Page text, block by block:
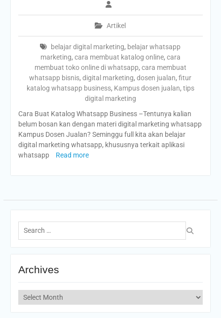
Artikel
belajar digital marketing, belajar whatsapp
marketing, cara membuat katalog online, cara
membuat toko online di whatsapp, cara membuat
whatsapp bisnis,digital marketing,dosen jualan,fitur
katalog whatsapp business, Kampus dosen jualan, tips
digital marketing
Cara Buat Katalog Whatsapp Business –Tentunya kalian
belum bosan kan dengan materi digital marketing whatsapp
Kampus Dosen Jualan? Seminggu full kita akan belajar
digital marketing whatsapp, khususnya terkait aplikasi
whatsapp
Read more
Search
for:
Archives
Archives